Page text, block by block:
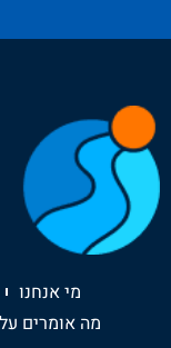
מי אנחנו
מה אומרים